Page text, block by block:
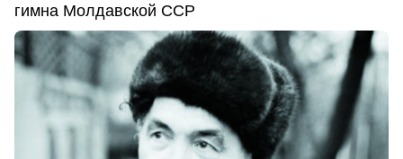
гимна Молдавской ССР